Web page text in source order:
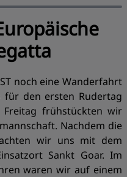
noch eine Wanderfahrt
den ersten Rudertag
Freitag frühstückten wir
Nachdem die
wir uns mit dem
Sankt Goar. Im
waren wir auf einem